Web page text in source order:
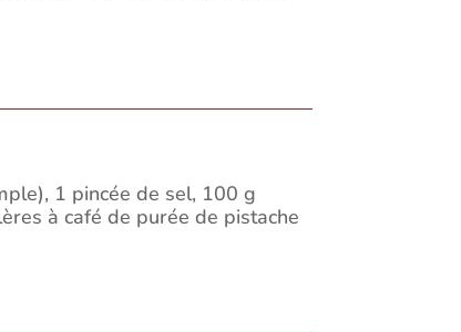
1 pincée de sel, 100 g
à café de purée de pistache